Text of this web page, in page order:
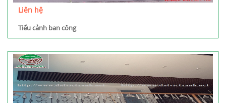
Liên hệ
Tiểu cảnh ban công